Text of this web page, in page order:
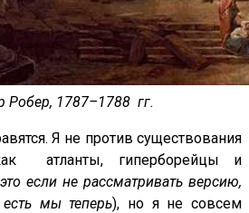
1787–1788 гг.
Я не против существования
атланты, гиперборейцы и
это если не рассматривать версию,
мы теперь), но я не совсем